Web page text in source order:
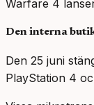
Warfare 4
Den interna
Den 25 juni
PlayStation 4